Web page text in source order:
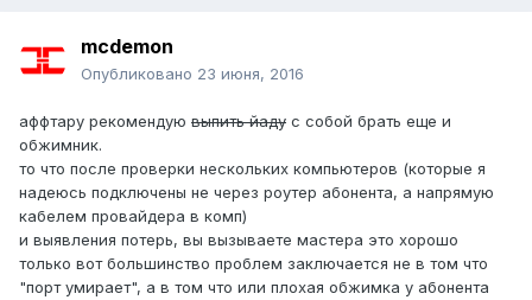
mcdemon
Опубликовано 23 июня, 2016
аффтару рекомендую выпить йаду с собой брать еще и
обжимник.
то что после проверки нескольких компьютеров (которые я
надеюсь подключены не через роутер абонента, а напрямую
кабелем провайдера в комп)
и выявления потерь, вы вызываете мастера это хорошо
только вот большинство проблем заключается не в том что
"порт умирает", а в том что или плохая обжимка у абонента